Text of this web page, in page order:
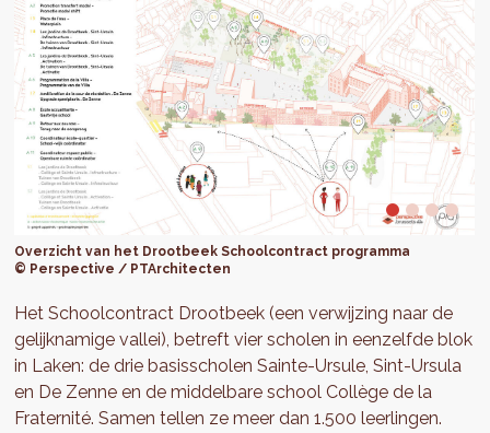
Overzicht van het Drootbeek Schoolcontract programma
© Perspective / PTArchitecten
Het Schoolcontract Drootbeek (een verwijzing naar de
gelijknamige vallei), betreft vier scholen in eenzelfde blok
in Laken: de drie basisscholen Sainte-Ursule, Sint-Ursula
en De Zenne en de middelbare school Collège de la
Fraternité. Samen tellen ze meer dan 1.500 leerlingen.